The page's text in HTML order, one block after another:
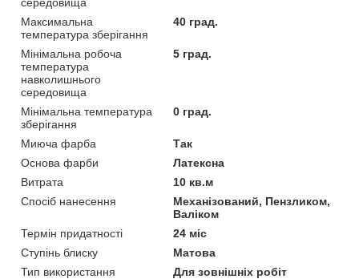
Максимальна
температура зберігання
40 град.
Мінімальна робоча
температура
навколишнього
середовища
5 град.
Мінімальна температура
зберігання
0 град.
Миюча фарба
Так
Основа фарби
Латексна
Витрата
10 кв.м
Спосіб нанесення
Механізований, Пензликом,
Валіком
Термін придатності
24 міс
Ступінь блиску
Матова
Тип використання
Для зовнішніх робіт